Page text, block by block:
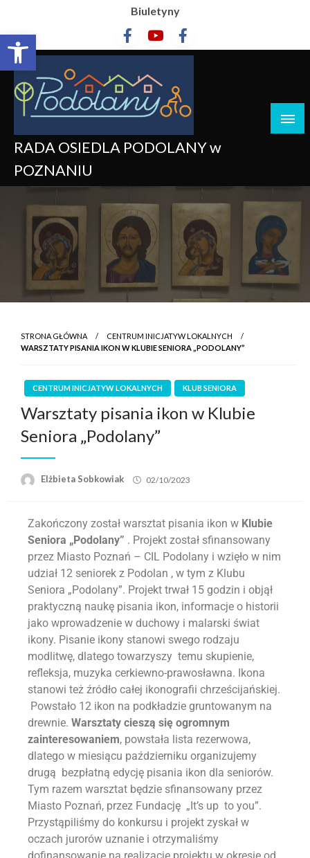
Otwórz pasek narzędzi
Biuletyny
RADA OSIEDLA PODOLANY w
POZNANIU
STRONA GŁÓWNA
CENTRUM INICJATYW LOKALNYCH
WARSZTATY PISANIA IKON W KLUBIE SENIORA „PODOLANY”
CENTRUM INICJATYW LOKALNYCH KLUB SENIORA
Warsztaty pisania ikon w Klubie
Seniora „Podolany”
Elżbieta Sobkowiak 02/10/2023
Zakończony został warsztat pisania ikon w Klubie
Seniora „Podolany” . Projekt został sfinansowany
przez Miasto Poznań – CIL Podolany i wzięło w nim
udział 12 seniorek z Podolan , w tym z Klubu
Seniora „Podolany”. Projekt trwał 15 godzin i objął
praktyczną naukę pisania ikon, informacje o historii
jako wprowadzenie w duchowy i malarski świat
ikony. Pisanie ikony stanowi swego rodzaju
modlitwę, dlatego towarzyszy temu skupienie,
refleksja, muzyka cerkiewno-prawosławna. Ikona
stanowi też źródło całej ikonografii chrześcijańskiej.
Powstało 12 ikon na podkładzie gruntowanym na
drewnie. Warsztaty cieszą się ogromnym
zainteresowaniem, powstała lista rezerwowa,
dlatego w miesiącu październiku organizujemy
drugą bezpłatną edycję pisania ikon dla seniorów.
Tym razem warsztat będzie sfinansowany przez
Miasto Poznań, przez Fundację „It’s up to you”.
Przystąpiliśmy do konkursu i projekt zyskał w
oczach jurorów uznanie i otrzymaliśmy